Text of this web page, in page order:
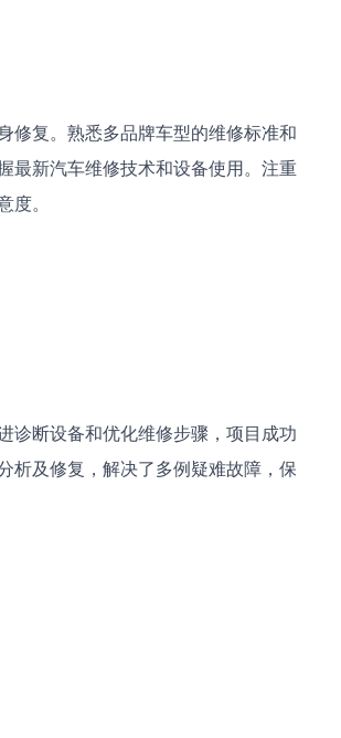
修复。熟悉多品牌车型的维修标准和
最新汽车维修技术和设备使用。注重
。
诊断设备和优化维修步骤，项目成功
析及修复，解决了多例疑难故障，保